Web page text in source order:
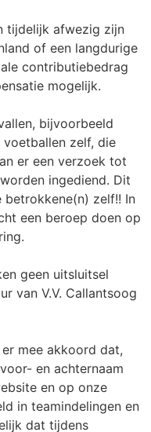
tijdelijk afwezig zijn
of een langdurige
contributiebedrag
mogelijk.
bijvoorbeeld
zelf, die
er een verzoek tot
ingediend. Dit
zelf!! In
een beroep doen op
geen uitsluitsel
van V.V. Callantsoog
mee akkoord dat,
en achternaam
en op onze
in teamindelingen en
dat tijdens